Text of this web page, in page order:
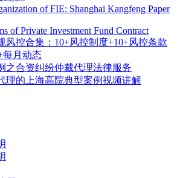
of FIE: Shanghai Kangfeng Paper
of Private Investment Fund Contract
风控合集：10+风控制度+10+风控条款
每月动态
之合资纠纷仲裁代理法律服务
理的上海高院典型案例视频讲解